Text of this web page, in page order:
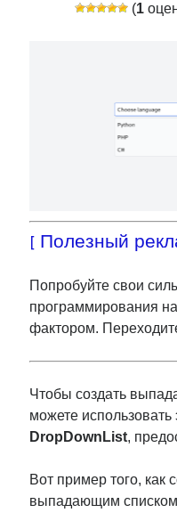
(1
[ Полезный
Попробуйте свои
программирования
фактором.
Чтобы создать
можете
DropDownList,
Вот пример того, как
выпадающим списком